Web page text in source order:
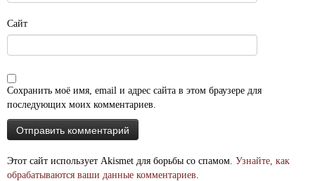
Сайт
Сохранить моё имя, email и адрес сайта в этом браузере для
последующих моих комментариев.
Этот сайт использует Akismet для борьбы со спамом. Узнайте, как
обрабатываются ваши данные комментариев.